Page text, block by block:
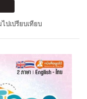
ไปเปรียบเทียบ